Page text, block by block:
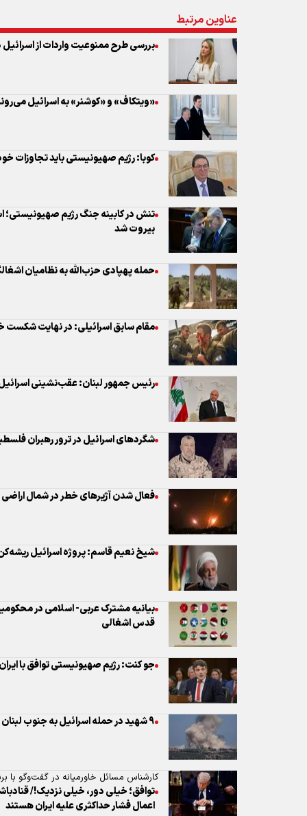
مقام سابق اسرائیلی: در نهایت شکست
اعمال فشار حداکثری علیه ایران هستند
حملات پهپادی حزب الله به مواضع